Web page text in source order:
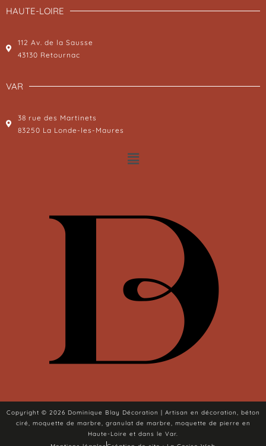
HAUTE-LOIRE
112 Av. de la Sausse
43130 Retournac
VAR
38 rue des Martinets
83250 La Londe-les-Maures
Copyright © 2026 Dominique Blay Décoration | Artisan en décoration, béton
ciré, moquette de marbre, granulat de marbre, moquette de pierre en
Haute-Loire et dans le Var.